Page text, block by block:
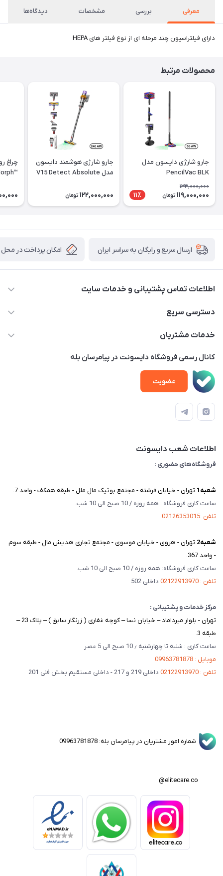
معرفی بررسی مشخصات دیدگاه‌ها
دارای فیلتراسیون چند مرحله ای از نوع فیلتر های HEPA
محصولات مرتبط
جارو شارژی دایسون مدل
PencilVac BLK
133,000,000
119,000,000 تومان 11٪
جارو شارژی هوشمند دایسون
مدل V15 Detect Absolute
122,000,000 تومان
چراغ
ارسال سریع و رایگان به سراسر ایران امکان پرداخت در محل
اطلاعات تماس پشتیبانی و خدمات سایت
02122913970 داخلی 219
پلاک 23 – طبقه 3
دسترسی سریع
خانه
ویدئو‌های آموزشی
دفترچه راهنمای محصولات
درباره ما
تماس با ما
خدمات مشتریان
امور مشتریان
حساب کاربری
قوانین و مقررات
کانال رسمی فروشگاه دایسونت در پیامرسان بله
عضویت
اطلاعات شعب دایسونت
فروشگاه‌های حضوری :
شعبه‌1 :تهران - خیابان فرشته - مجتمع بوتیک مال ملل - طبقه همکف - واحد 7.
ساعت کاری فروشگاه : همه روزه / 10 صبح الی 10 شب.
تلفن :02126353015
شعبه‌2 :تهران - هروی - خیابان موسوی - مجتمع تجاری هدیش مال - طبقه سوم
- واحد 367.
ساعت کاری فروشگاه: همه روزه / 10 صبح الی 10 شب.
تلفن : 02122913970
داخلی 502
مرکز خدمات و پشتیبانی :
تهران - بلوار میرداماد – خیابان نسا – کوچه غفاری ( زرنگار سابق ) – پلاک 23 –
طبقه 3.
ساعت کاری : شنبه تا چهارشنبه ٫ 10 صبح الی 5 عصر
موبایل : 09963781878
تلفن : 02122913970
داخلی 219 و 217 - داخلی مستقیم بخش فنی 201
شماره امور مشتریان در پیامرسان بله: 09963781878